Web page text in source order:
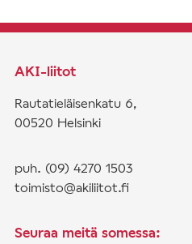
AKI-liitot
Rautatieläisenkatu 6,
00520 Helsinki
puh. (09) 4270 1503
toimisto@akiliitot.fi
Seuraa meitä somessa: